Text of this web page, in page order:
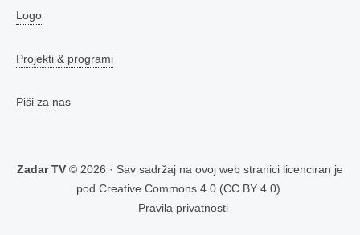
Logo
Projekti & programi
Piši za nas
Zadar TV © 2026 · Sav sadržaj na ovoj web stranici licenciran je
pod Creative Commons 4.0 (CC BY 4.0)
Pravila privatnosti